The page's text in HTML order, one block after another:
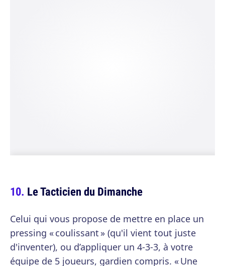
Le Tacticien du Dimanche
Celui qui vous propose de mettre en place un
pressing « coulissant » (qu'il vient tout juste
d'inventer), ou d’appliquer un 4-3-3, à votre
équipe de 5 joueurs, gardien compris. « Une